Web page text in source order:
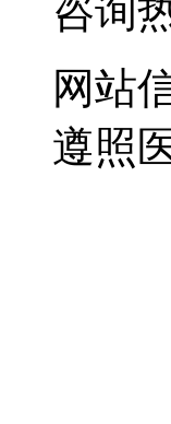
咨询
网站
遵照